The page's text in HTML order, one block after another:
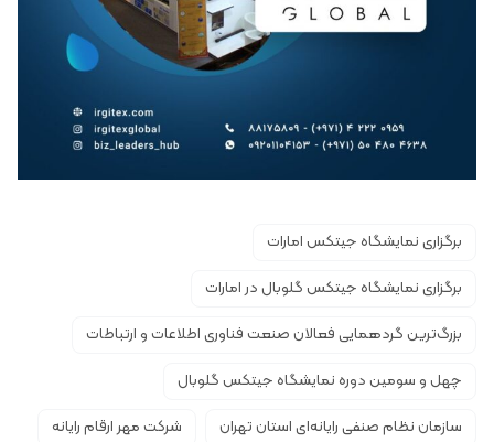
برگزاری نمایشگاه جیتکس امارات
برگزاری نمایشگاه جیتکس گلوبال در امارات
بزرگ‌ترین گردهمایی فعالان صنعت فناوری اطلاعات و ارتباطات
چهل و سومین دوره نمایشگاه جیتکس گلوبال
سازمان نظام صنفی رایانه‌ای استان تهران
شرکت مهر ارقام رایانه